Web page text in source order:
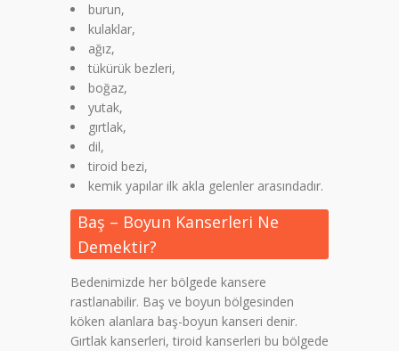
burun,
kulaklar,
ağız,
tükürük bezleri,
boğaz,
yutak,
gırtlak,
dil,
tiroid bezi,
kemik yapılar ilk akla gelenler arasındadır.
Baş – Boyun Kanserleri Ne
Demektir?
Bedenimizde her bölgede kansere
rastlanabilir. Baş ve boyun bölgesinden
köken alanlara baş-boyun kanseri denir.
Gırtlak kanserleri, tiroid kanserleri bu bölgede